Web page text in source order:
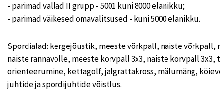
- parimad vallad II grupp - 5001 kuni 8000 elanikku;
- parimad väikesed omavalitsused - kuni 5000 elanikku.
Spordialad: kergejõustik, meeste võrkpall, naiste võrkpall,
naiste rannavolle, meeste korvpall 3x3, naiste korvpall 3x3,
orienteerumine, kettagolf, jalgrattakross, mälumäng,
juhtide ja spordijuhtide võistlus.